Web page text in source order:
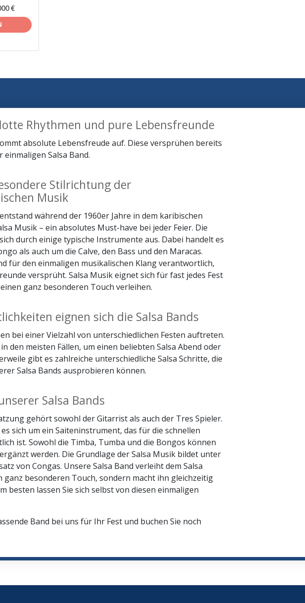
€
Rhythmen und pure Lebensfreunde
absolute Lebensfreude auf. Diese versprühen bereits
Salsa Band.
Stilrichtung der
Musik
während der 1960er Jahre in dem karibischen
Musik – ein absolutes Must-have bei jeder Feier. Die
durch einige typische Instrumente aus. Dabei handelt es
als auch um die Calve, den Bass und den Maracas.
für den einmaligen musikalischen Klang verantwortlich,
versprüht. Salsa Musik eignet sich für fast jedes Fest
ganz besonderen Touch verleihen.
eignen sich die Salsa Bands
bei einer Vielzahl von unterschiedlichen Festen auftreten.
den meisten Fällen, um einen beliebten Salsa Abend oder
gibt es zahlreiche unterschiedliche Salsa Schritte, die
Salsa Bands ausprobieren können.
Salsa Bands
gehört sowohl der Gitarrist als auch der Tres Spieler.
sich um ein Saiteninstrument, das für die schnellen
ist. Sowohl die Timba, Tumba und die Bongos können
werden. Die Grundlage der Salsa Musik bildet unter
von Congas. Unsere Salsa Band verleiht dem Salsa
ganz besonderen Touch, sondern macht ihn gleichzeitig
besten lassen Sie sich selbst von diesen einmaligen
Band bei uns für Ihr Fest und buchen Sie noch